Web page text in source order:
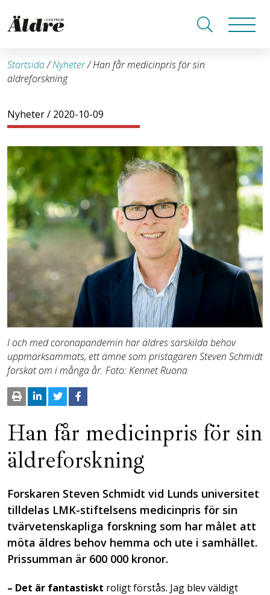
Startsida/Nyheter/Han får medicinpris för sin
äldreforskning
Nyheter/ 2020-10-09
I och med coronapandemin har äldres särskilda behov
uppmärksammats, ett ämne som pristagaren Steven Schmidt
forskat om i många år. Foto: Kennet Ruona
Han får medicinpris för sin
äldreforskning
Forskaren Steven Schmidt vid Lunds universitet
tilldelas LMK-stiftelsens medicinpris för sin
tvärvetenskapliga forskning som har målet att
möta äldres behov hemma och ute i samhället.
Prissumman är 600 000 kronor.
– Det är fantastiskt roligt förstås. Jag blev väldigt